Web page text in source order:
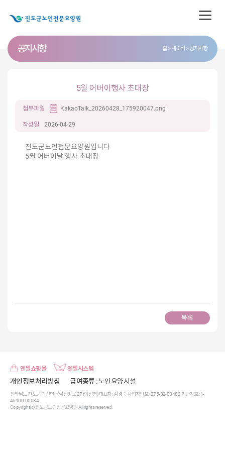
공지사항 홈 새소식 공지사항
5월 어버이행사 초대장
첨부파일 KakaoTalk_20260428_175920047.png
작성일 2026-04-29
진도군노인전문요양원입니다
5월 어버이날 행사 초대장
목록
엔젤쇼핑몰 엔젤시스템
개인정보처리방침 급여종류: 노인요양시설
전라남도 진도군 의신면 운림산방로 27 (의신면) 대표자 : 김경숙 사업자번호 : 275-82-00482 기관기호 : 1-
46900-00034
Copyright(c) 진도군노인전문요양원 All rights reserved.